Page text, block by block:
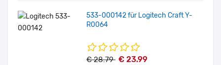
533-000142 für Logitech Craft Y-
R0064
€ 28.79 € 23.99